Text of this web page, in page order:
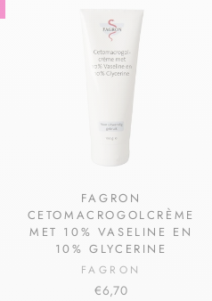
FAGRON
CETOMACROGOLCRÈME
MET 10% VASELINE EN
10% GLYCERINE
FAGRON
€6,70